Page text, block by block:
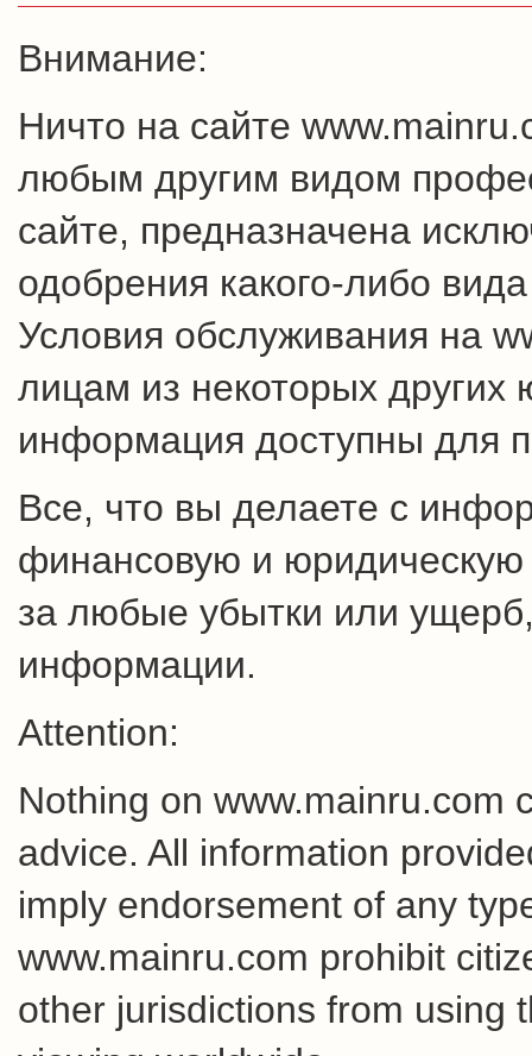
Внимание:
Ничто на сайте
любым другим видом
сайте, предназначена
одобрения какого-либо
Условия обслуживания на
лицам из некоторых других
информация доступны для
Все, что вы делаете с
финансовую и юридическую
за любые убытки или
информации.
Attention:
Nothing on www.mainru.com
advice. All information
imply endorsement of any
www.mainru.com prohibit
other jurisdictions from using